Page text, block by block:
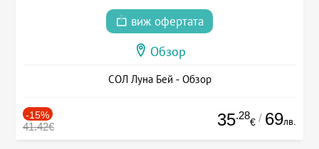
виж офертата
Обзор
СОЛ Луна Бей - Обзор
-15%
41.42€ 35.28
€ / 69лв.